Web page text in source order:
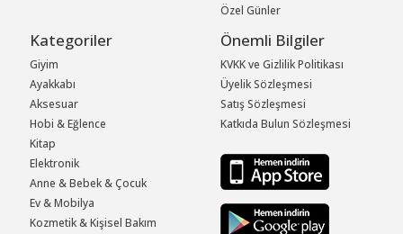
Özel Günler
Kategoriler
Giyim
Ayakkabı
Aksesuar
Hobi & Eğlence
Kitap
Elektronik
Anne & Bebek & Çocuk
Ev & Mobilya
Kozmetik & Kişisel Bakım
Önemli Bilgiler
KVKK ve Gizlilik Politikası
Üyelik Sözleşmesi
Satış Sözleşmesi
Katkıda Bulun Sözleşmesi